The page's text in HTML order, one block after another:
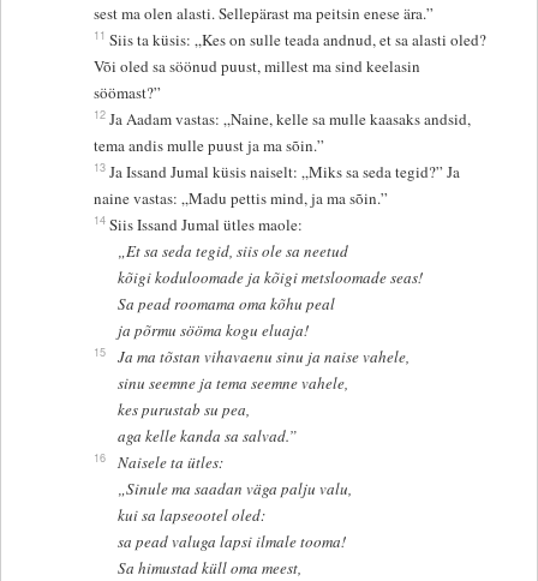
sest ma olen alasti. Sellepärast ma peitsin enese ära.”
11 Siis ta küsis: „Kes on sulle teada andnud, et sa alasti oled?
Või oled sa söönud puust, millest ma sind keelasin
söömast?”
12 Ja Aadam vastas: „Naine, kelle sa mulle kaasaks andsid,
tema andis mulle puust ja ma sõin.”
13 Ja Issand Jumal küsis naiselt: „Miks sa seda tegid?” Ja
naine vastas: „Madu pettis mind, ja ma sõin.”
14 Siis Issand Jumal ütles maole:
„Et sa seda tegid, siis ole sa neetud
kõigi koduloomade ja kõigi metsloomade seas!
Sa pead roomama oma kõhu peal
ja põrmu sööma kogu eluaja!
15
Ja ma tõstan vihavaenu sinu ja naise vahele,
sinu seemne ja tema seemne vahele,
kes purustab su pea,
aga kelle kanda sa salvad.”
16
Naisele ta ütles:
„Sinule ma saadan väga palju valu,
kui sa lapseootel oled:
sa pead valuga lapsi ilmale tooma!
Sa himustad küll oma meest,